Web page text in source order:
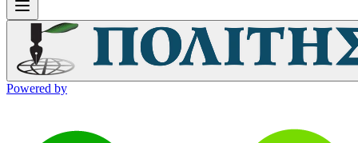
Powered by